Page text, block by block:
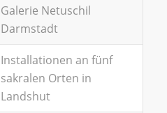
Galerie Netuschil
Darmstadt
Installationen an fünf
sakralen Orten in
Landshut